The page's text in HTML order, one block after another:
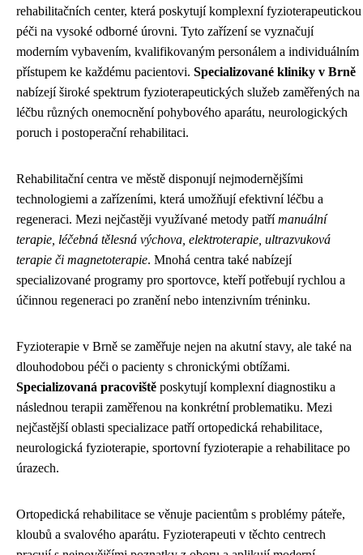
rehabilitačních center, která poskytují komplexní fyzioterapeutickou
péči na vysoké odborné úrovni. Tyto zařízení se vyznačují
moderním vybavením, kvalifikovaným personálem a individuálním
přístupem ke každému pacientovi. Specializované kliniky v Brně
nabízejí široké spektrum fyzioterapeutických služeb zaměřených na
léčbu různých onemocnění pohybového aparátu, neurologických
poruch i postoperační rehabilitaci.
Rehabilitační centra ve městě disponují nejmodernějšími
technologiemi a zařízeními, která umožňují efektivní léčbu a
regeneraci. Mezi nejčastěji využívané metody patřímanuální
terapie, léčebná tělesná výchova, elektroterapie, ultrazvuková
terapie či magnetoterapie. Mnohá centra také nabízejí
specializované programy pro sportovce, kteří potřebují rychlou a
účinnou regeneraci po zranění nebo intenzivním tréninku.
Fyzioterapie v Brně se zaměřuje nejen na akutní stavy, ale také na
dlouhodobou péči o pacienty s chronickými obtížami.
Specializovaná pracoviště poskytují komplexní diagnostiku a
následnou terapii zaměřenou na konkrétní problematiku. Mezi
nejčastější oblasti specializace patří ortopedická rehabilitace,
neurologická fyzioterapie, sportovní fyzioterapie a rehabilitace po
úrazech.
Ortopedická rehabilitace se věnuje pacientům s problémy páteře,
kloubů a svalového aparátu. Fyzioterapeuti v těchto centrech